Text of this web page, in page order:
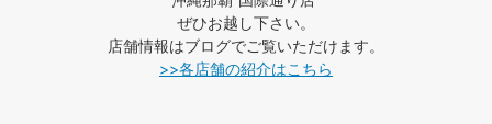
ぜひお越し下さい。
店舗情報はブログでご覧いただけます。
>>各店舗の紹介はこちら